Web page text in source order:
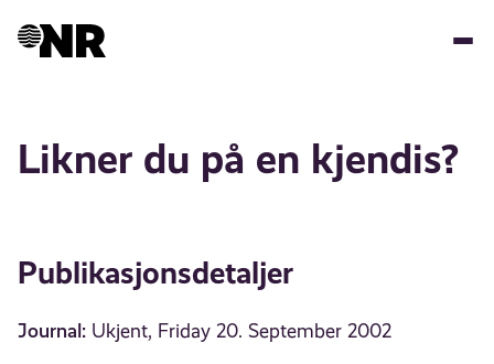
Likner du på en kjendis?
Publikasjonsdetaljer
Journal: Ukjent, Friday 20. September 2002